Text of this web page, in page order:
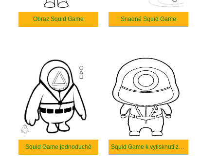
Obraz Squid Game Snadné Squid Game
Squid Game jednoduché Squid Game k vytisknutí zdarma